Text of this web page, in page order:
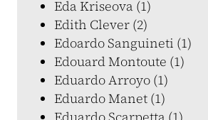
Eda Kriseova (1)
Edith Clever (2)
Edoardo Sanguineti (1)
Edouard Montoute (1)
Eduardo Arroyo (1)
Eduardo Manet (1)